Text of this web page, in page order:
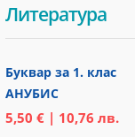
Литература
Буквар за 1. клас
АНУБИС
5,50 € | 10,76 лв.